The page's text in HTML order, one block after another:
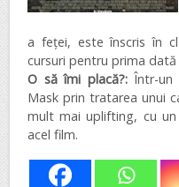
a feței, este înscris în
cursuri pentru prima dată
O să îmi placă?:Într-un
Mask prin tratarea unui
mult mai uplifting, cu
acel film.